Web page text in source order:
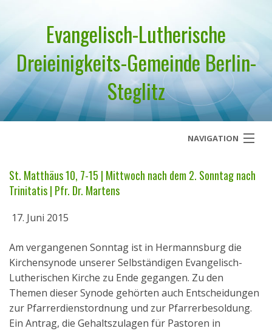
Evangelisch-Lutherische
Dreieinigkeits-Gemeinde Berlin-
Steglitz
NAVIGATION
Über uns
Geistliches Wort
Termine
Aktuelles
Kontakt
St. Matthäus 10, 7-15 | Mittwoch nach dem 2. Sonntag nach
Trinitatis | Pfr. Dr. Martens
17. Juni 2015
Am vergangenen Sonntag ist in Hermannsburg die
Kirchensynode unserer Selbständigen Evangelisch-
Lutherischen Kirche zu Ende gegangen. Zu den
Themen dieser Synode gehörten auch Entscheidungen
zur Pfarrerdienstordnung und zur Pfarrerbesoldung.
Ein Antrag, die Gehaltszulagen für Pastoren in